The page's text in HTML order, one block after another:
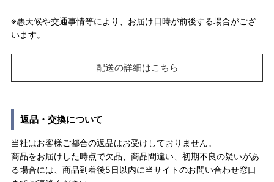
※悪天候や交通事情等により、お届け日時が前後する場合がござ
います。
配送の詳細はこちら
返品・交換について
当社はお客様ご都合の返品はお受けしておりません。
商品をお届けした時点で欠品、商品間違い、初期不良の疑いがあ
る場合には、商品到着後5日以内に当サイトのお問い合わせ窓口